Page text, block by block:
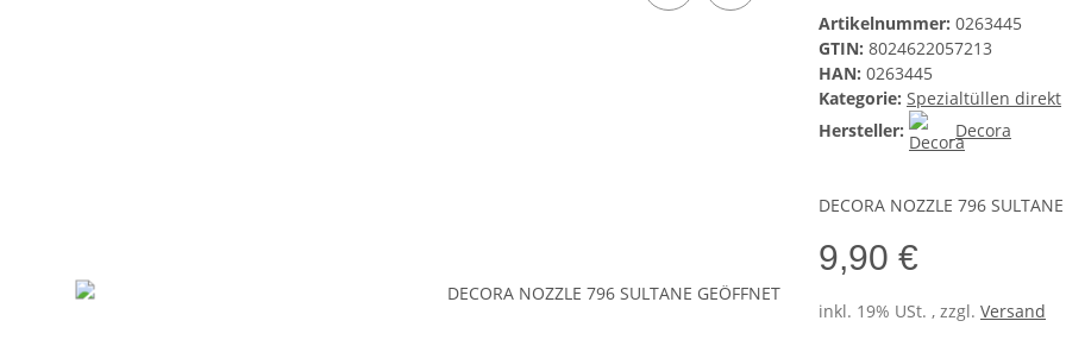
Artikelnummer: 0263445
GTIN: 8024622057213
HAN: 0263445
Kategorie: Spezialtüllen direkt
Hersteller:
Decora
DECORA NOZZLE 796
9,90 €
inkl. 19% USt. , zzgl. Versand